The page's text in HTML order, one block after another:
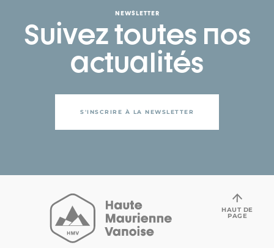
NEWSLETTER
Suivez toutes nos
actualités
S'INSCRIRE À LA NEWSLETTER
HAUT DE
PAGE